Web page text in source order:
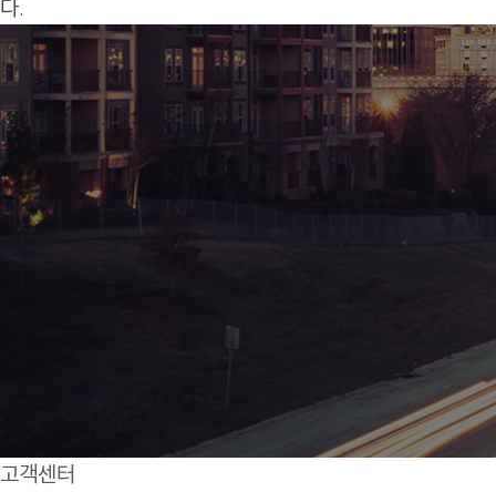
다.
고객센터